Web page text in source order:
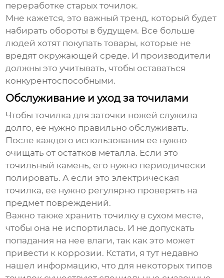
переработке старых точилок.
Мне кажется, это важный тренд, который будет
набирать обороты в будущем. Все больше
людей хотят покупать товары, которые не
вредят окружающей среде. И производители
должны это учитывать, чтобы оставаться
конкурентоспособными.
Обслуживание и уход за точилами
Чтобыточилка для заточки ножей служила
долго, ее нужно правильно обслуживать.
После каждого использования ее нужно
очищать от остатков металла. Если это
точильный камень, его нужно периодически
полировать. А если это электрическая
точилка, ее нужно регулярно проверять на
предмет повреждений.
Важно также хранить точилку в сухом месте,
чтобы она не испортилась. И не допускать
попадания на нее влаги, так как это может
привести к коррозии. Кстати, я тут недавно
нашел информацию, что для некоторых типов